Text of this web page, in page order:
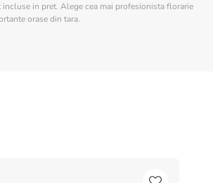
in pret. Alege cea mai profesionista florarie
orase din tara.